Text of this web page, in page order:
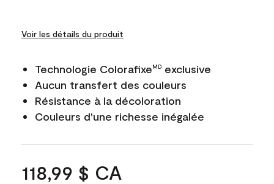
Voir les détails du produit
Technologie ColorafixeMD exclusive
Aucun transfert des couleurs
Résistance à la décoloration
Couleurs d'une richesse inégalée
118,99 $ CA